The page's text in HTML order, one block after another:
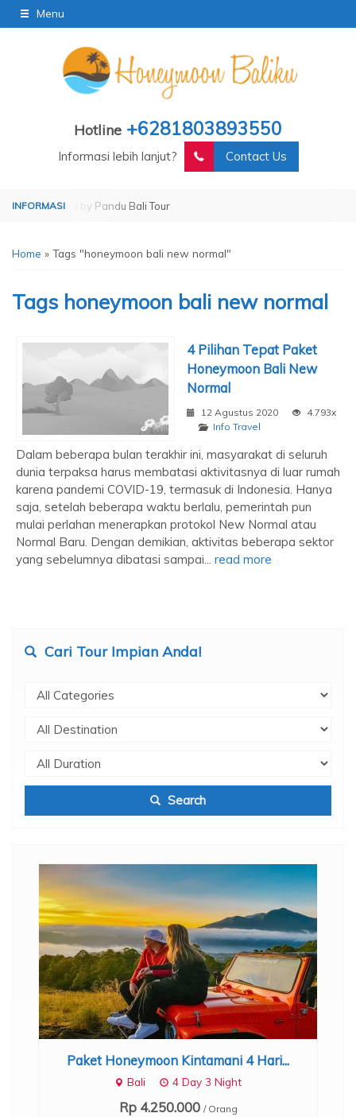
Menu
Hotline +6281803893550
Informasi lebih lanjut? Contact Us
Operated by Pandu Bali Tour
Home » Tags "honeymoon bali new normal"
Tags honeymoon bali new normal
4 Pilihan Tepat Paket
Honeymoon Bali New
Normal
12 Agustus 2020
4.793x
Info Travel
Dalam beberapa bulan terakhir ini, masyarakat di seluruh
dunia terpaksa harus membatasi aktivitasnya di luar rumah
karena pandemi COVID-19, termasuk di Indonesia. Hanya
saja, setelah beberapa waktu berlalu, pemerintah pun
mulai perlahan menerapkan protokol New Normal atau
Normal Baru. Dengan demikian, aktivitas beberapa sektor
yang sebelumnya dibatasi sampai... read more
Cari Tour Impian Anda!
Search
Paket Honeymoon Kintamani 4 Hari...
Bali 4 Day 3 Night
Rp 4.250.000 / Orang